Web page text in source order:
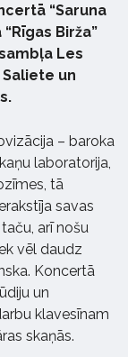
“Saruna
Birža”
Les
un
– baroka
laboratorija,
tā
savas
arī nošu
vēl daudz
Koncertā
un
klavesīnam
skaņās.